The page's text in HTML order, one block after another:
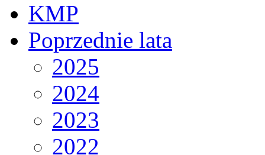
KMP
Poprzednie lata
2025
2024
2023
2022